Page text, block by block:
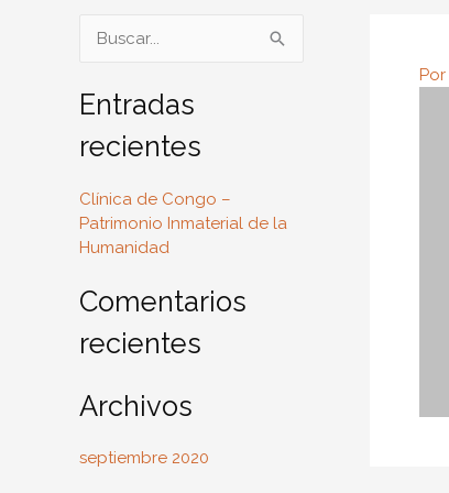
s
a
r
p
r
Entradas
recientes
Clínica de Congo –
Patrimonio Inmaterial de la
Humanidad
Comentarios
recientes
Archivos
septiembre 2020
Por